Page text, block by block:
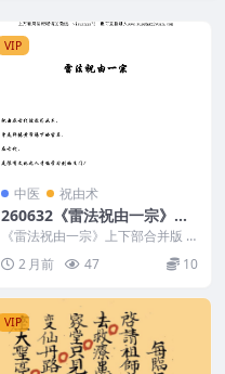
VIP
中医 祝由术
260632《雷法祝由一宗》上
下部合并版 34页Y
《雷法祝由一宗》上下部合并版 3
4页Y 260632 以下内容为整...
2 月前 47 10
VIP